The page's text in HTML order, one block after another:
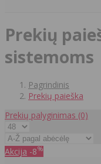
Prekių
sistemoms
Pagrindinis
Prekių paieška
Prekių palyginimas (0)
Akcija -8%